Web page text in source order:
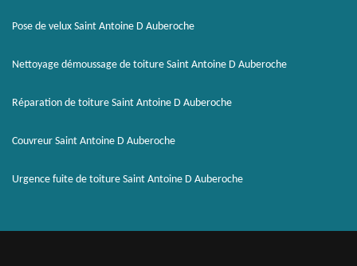
Pose de velux Saint Antoine D Auberoche
Nettoyage démoussage de toiture Saint Antoine D Auberoche
Réparation de toiture Saint Antoine D Auberoche
Couvreur Saint Antoine D Auberoche
Urgence fuite de toiture Saint Antoine D Auberoche